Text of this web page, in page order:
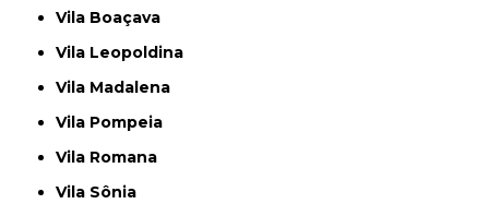
Vila Boaçava
Vila Leopoldina
Vila Madalena
Vila Pompeia
Vila Romana
Vila Sônia